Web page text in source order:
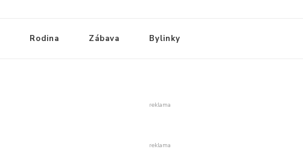
Rodina Zábava Bylinky
reklama
reklama